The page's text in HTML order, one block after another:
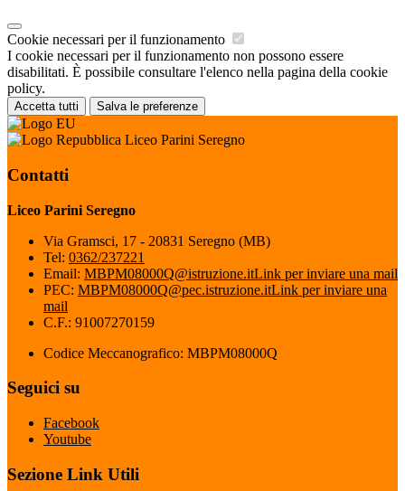
Cookie necessari per il funzionamento
I cookie necessari per il funzionamento non possono essere
disabilitati. È possibile consultare l'elenco nella pagina della cookie
policy.
Accetta tutti Salva le preferenze
Liceo Parini Seregno
Contatti
Liceo Parini Seregno
Via Gramsci, 17 - 20831 Seregno (MB)
Tel: 0362/237221
Email: MBPM08000Q@istruzione.itLink per inviare una mail
PEC: MBPM08000Q@pec.istruzione.itLink per inviare una
mail
C.F.: 91007270159
Codice Meccanografico: MBPM08000Q
Seguici su
Facebook
Youtube
Sezione Link Utili